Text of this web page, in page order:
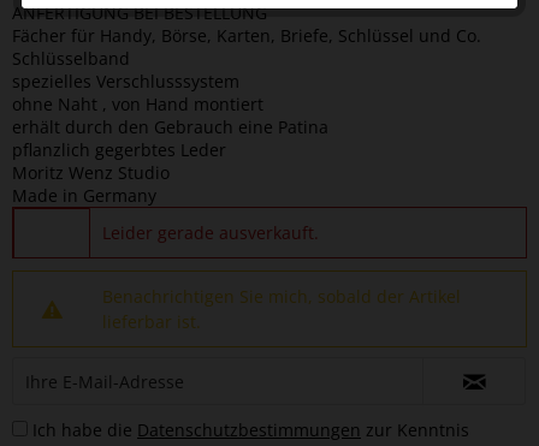
ANFERTIGUNG BEI BESTELLUNG
Fächer für Handy, Börse, Karten, Briefe, Schlüssel und Co.
Schlüsselband
spezielles Verschlusssystem
ohne Naht , von Hand montiert
erhält durch den Gebrauch eine Patina
pflanzlich gegerbtes Leder
Moritz Wenz Studio
Made in Germany
Leider gerade ausverkauft.
Benachrichtigen Sie mich, sobald der Artikel
lieferbar ist.
Ich habe die Datenschutzbestimmungen zur Kenntnis